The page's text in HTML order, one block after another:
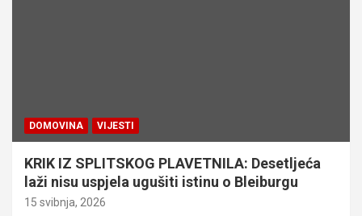
DOMOVINA VIJESTI
KRIK IZ SPLITSKOG PLAVETNILA: Desetljeća
laži nisu uspjela ugušiti istinu o Bleiburgu
15 svibnja, 2026